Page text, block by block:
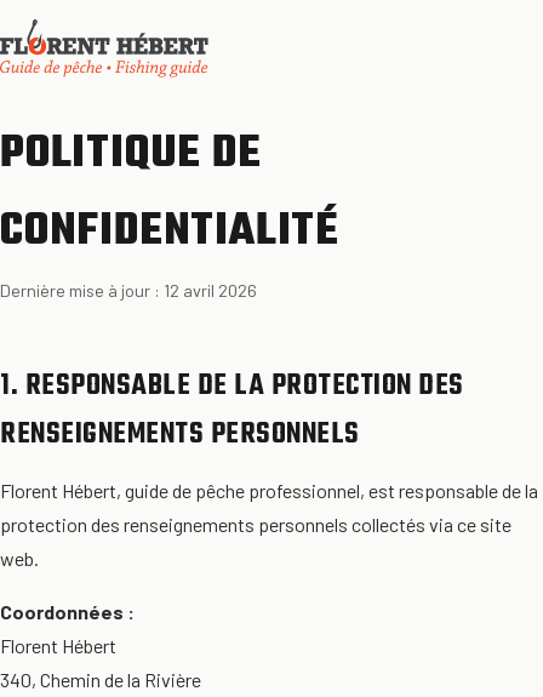
POLITIQUE DE
CONFIDENTIALITÉ
Dernière mise à jour : 12 avril 2026
1. RESPONSABLE DE LA PROTECTION DES
RENSEIGNEMENTS PERSONNELS
Florent Hébert, guide de pêche professionnel, est responsable de la
protection des renseignements personnels collectés via ce site
web.
Coordonnées :
Florent Hébert
340, Chemin de la Rivière